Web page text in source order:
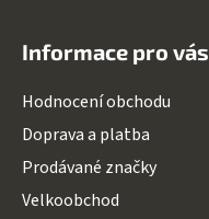
Informace pro vás
Hodnocení obchodu
Doprava a platba
Prodávané značky
Velkoobchod